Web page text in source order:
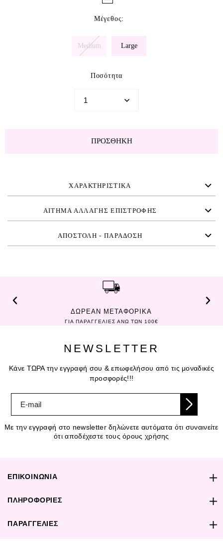
Μέγεθος:
Medium Large
Ποσότητα
ΠΡΟΣΘΉΚΗ
ΧΑΡΑΚΤΗΡΙΣΤΙΚΑ
ΑΙΤΗΜΑ ΑΛΛΑΓΗΣ ΕΠΙΣΤΡΟΦΗΣ
ΑΠΟΣΤΟΛΗ - ΠΑΡΑΔΟΣΗ
ΔΩΡΕΑΝ ΜΕΤΑΦΟΡΙΚΑ
ΓΙΑ ΠΑΡΑΓΓΕΛΙΕΣ ΑΝΩ ΤΩΝ 100€
NEWSLETTER
Κάνε ΤΩΡΑ την εγγραφή σου & επωφελήσου από τις μοναδικές
προσφορές!!!
Με την εγγραφή στο newsletter δηλώνετε αυτόματα ότι συναινείτε
ότι αποδέχεστε τους όρους χρήσης
ΕΠΙΚΟΙΝΩΝΙΑ
ΠΛΗΡΟΦΟΡΙΕΣ
ΠΑΡΑΓΓΕΛΙΕΣ